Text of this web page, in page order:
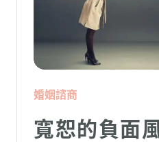
婚姻諮商
寬恕的負面